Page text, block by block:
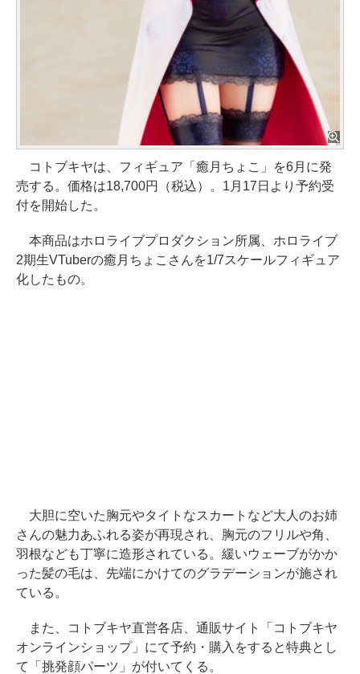
コトブキヤは、フィギュア「癒月ちょこ」を6月に発
売する。価格は18,700円（税込）。1月17日より予約受
付を開始した。
本商品はホロライブプロダクション所属、ホロライブ
2期生VTuberの癒月ちょこさんを1/7スケールフィギュア
化したもの。
大胆に空いた胸元やタイトなスカートなど大人のお姉
さんの魅力あふれる姿が再現され、胸元のフリルや角、
羽根なども丁寧に造形されている。緩いウェーブがかか
った髪の毛は、先端にかけてのグラデーションが施され
ている。
また、コトブキヤ直営各店、通販サイト「コトブキヤ
オンラインショップ」にて予約・購入をすると特典とし
て「挑発顔パーツ」が付いてくる。